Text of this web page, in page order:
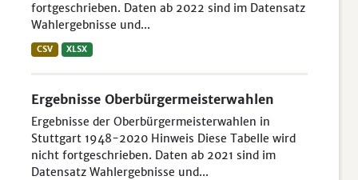
fortgeschrieben. Daten ab 2022 sind im Datensatz
Wahlergebnisse und...
CSV XLSX
Ergebnisse Oberbürgermeisterwahlen
Ergebnisse der Oberbürgermeisterwahlen in
Stuttgart 1948-2020 Hinweis Diese Tabelle wird
nicht fortgeschrieben. Daten ab 2021 sind im
Datensatz Wahlergebnisse und...